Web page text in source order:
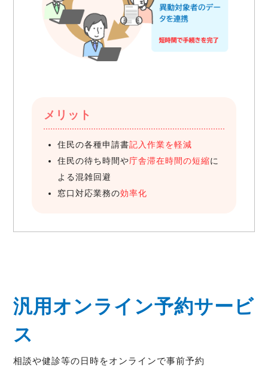
メリット
住民の各種申請書記入作業を軽減
住民の待ち時間や庁舎滞在時間の短縮に
よる混雑回避
窓口対応業務の効率化
汎用オンライン予約サービ
ス
相談や健診等の日時をオンラインで事前予約